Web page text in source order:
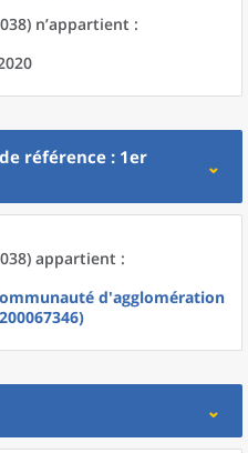
n’appartient :
référence : 1er
appartient :
d'agglomération